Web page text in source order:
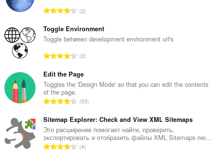
о
е
н
о
к
:
В
е
г
о
е
н
о
к
:
2
Toggle Environment
Toggle between development environment url's
В
е
г
о
е
н
о
к
2
Edit the Page
Toggles the 'Design Mode' so that you can edit the contents
of the page.
В
е
г
о
о
53
Sitemap Explorer: Check and View XML Sitemaps
Это расширение помогает найти, проверить,
экспортировать и отобразить файлы XML Sitemaps лю...
В4